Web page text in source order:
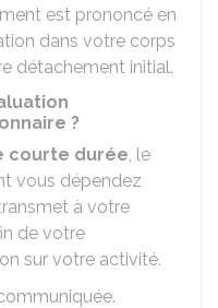
est prononcé en
dans votre corps
détachement initial.
?
courte durée, le
vous dépendez
à votre
de votre
sur votre activité.